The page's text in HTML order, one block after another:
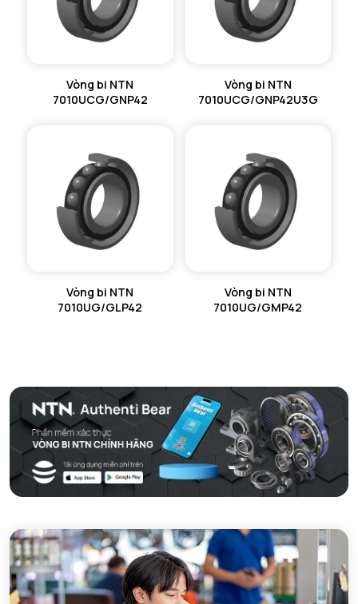
Vòng bi NTN
7010UCG/GNP42
Vòng bi NTN
7010UCG/GNP42U3G
Vòng bi NTN
7010UG/GLP42
Vòng bi NTN
7010UG/GMP42